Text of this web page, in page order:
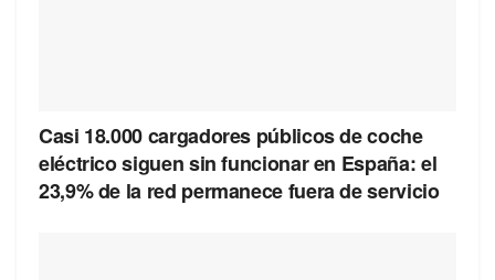
Casi 18.000 cargadores públicos de coche
eléctrico siguen sin funcionar en España: el
23,9% de la red permanece fuera de servicio